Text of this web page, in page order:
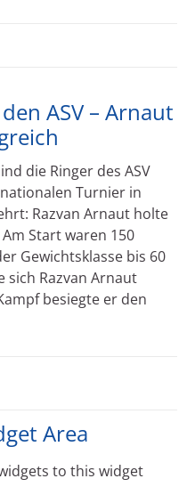
ASV – Arnaut
die Ringer des ASV
Turnier in
Razvan Arnaut holte
Start waren 150
Gewichtsklasse bis 60
sich Razvan Arnaut
besiegte er den
Area
to this widget